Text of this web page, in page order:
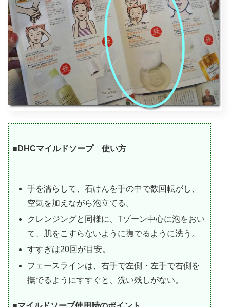
■DHCマイルドソープ 使い方
手を濡らして、石けんを手の中で数回転がし、
空気を加えながら泡立てる。
クレンジングと同様に、Tゾーン中心に泡をおい
て、肌をこすらないように撫でるように洗う。
すすぎは20回が目安。
フェースラインは、右手で左側・左手で右側を
撫でるようにすすぐと、洗い残しがない。